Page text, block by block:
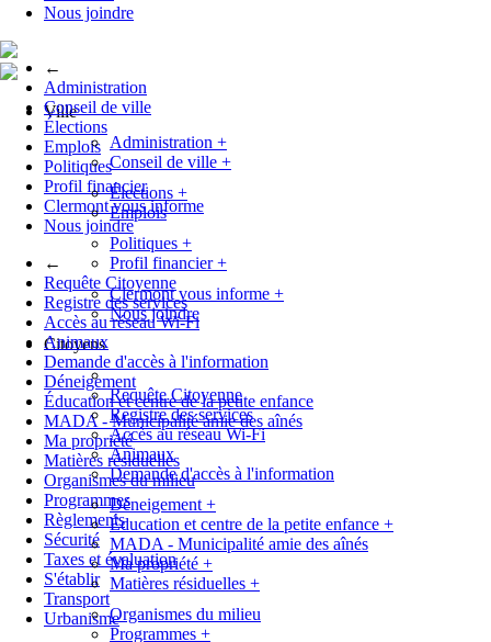
Nous joindre
←
Administration
Conseil de ville
Élections
Emplois
Politiques
Profil financier
Clermont vous informe
Nous joindre
←
Requête Citoyenne
Registre des services
Accès au réseau Wi-Fi
Animaux
Demande d'accès à l'information
Déneigement
Éducation et centre de la petite enfance
MADA - Municipalité amie des aînés
Ma propriété
Matières résiduelles
Organismes du milieu
Programmes
Règlements
Sécurité
Taxes et évaluation
S'établir
Transport
Urbanisme
Ville
Administration +
Conseil de ville +
Élections +
Emplois
Politiques +
Profil financier+
Clermont vous informe +
Nous joindre
Citoyens
Requête Citoyenne
Registre des services
Accès au réseau Wi-Fi
Animaux
Demande d'accès à l'information
Déneigement +
Éducation et centre de la petite enfance +
MADA - Municipalité amie des aînés
Ma propriété +
Matières résiduelles +
Organismes du milieu
Programmes +